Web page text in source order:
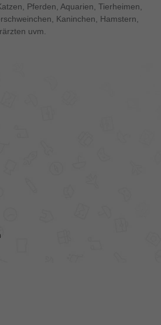
Pferden, Aquarien, Tierheimen,
Kaninchen, Hamstern,
uvm.